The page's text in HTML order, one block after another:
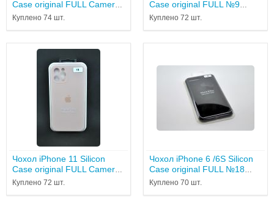
Case original FULL Camera
№ 11 antique white...
Куплено 74 шт.
Case original FULL №9
white...
Куплено 72 шт.
Чохол iPhone 11 Silicon
Case original FULL Camera
№19 pink sand...
Куплено 72 шт.
Чохол iPhone 6 /6S Silicon
Case original FULL №18
black...
Куплено 70 шт.